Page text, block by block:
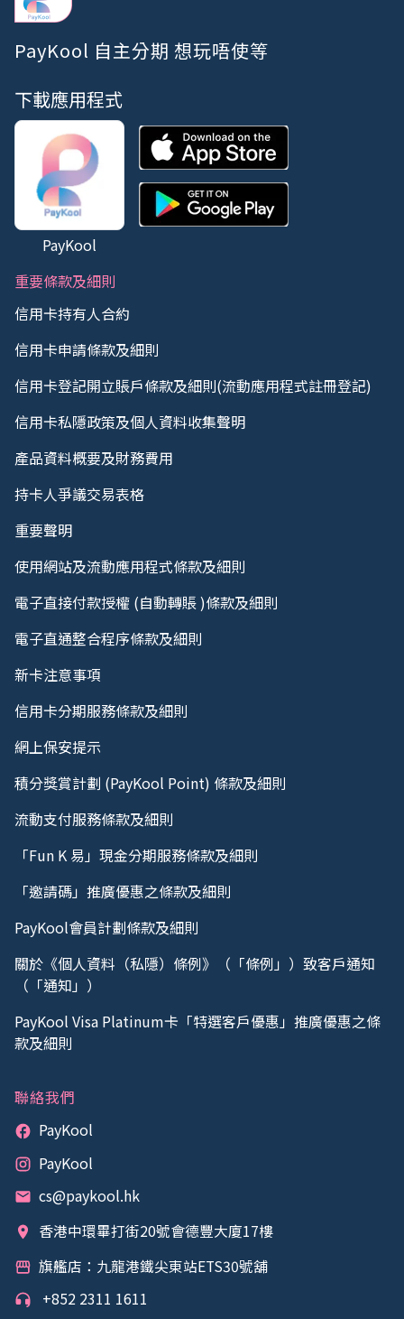
PayKool 自主分期 想玩唔使等
下載應用程式
PayKool
重要條款及細則
信用卡持有人合約
信用卡申請條款及細則
信用卡登記開立賬戶條款及細則(流動應用程式註冊登記)
信用卡私隱政策及個人資料收集聲明
產品資料概要及財務費用
持卡人爭議交易表格
重要聲明
使用網站及流動應用程式條款及細則
電子直接付款授權 (自動轉賬 )條款及細則
電子直通整合程序條款及細則
新卡注意事項
信用卡分期服務條款及細則
網上保安提示
積分獎賞計劃 (PayKool Point) 條款及細則
流動支付服務條款及細則
「Fun K 易」現金分期服務條款及細則
「邀請碼」推廣優惠之條款及細則
PayKool會員計劃條款及細則
關於《個人資料（私隱）條例》（「條例」）致客戶通知
（「通知」）
PayKool Visa Platinum卡「特選客戶優惠」推廣優惠之條
款及細則
聯絡我們
PayKool
PayKool
cs@paykool.hk
香港中環畢打街20號會德豐大廈17樓
旗艦店：九龍港鐵尖東站ETS30號舖
+852 2311 1611